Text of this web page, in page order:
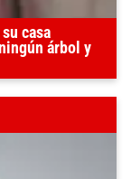
casa
árbol y